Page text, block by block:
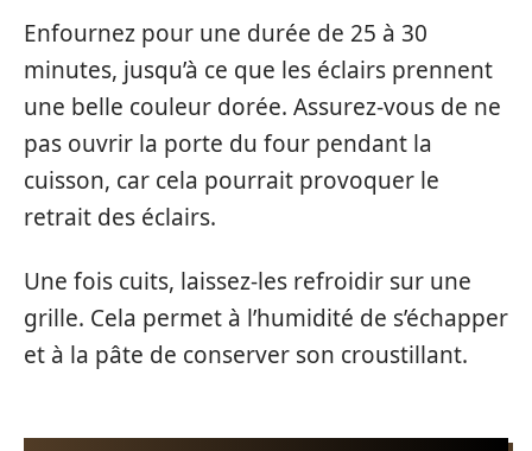
Enfournez pour une durée de 25 à 30
minutes, jusqu’à ce que les éclairs prennent
une belle couleur dorée. Assurez-vous de ne
pas ouvrir la porte du four pendant la
cuisson, car cela pourrait provoquer le
retrait des éclairs.
Une fois cuits, laissez-les refroidir sur une
grille. Cela permet à l’humidité de s’échapper
et à la pâte de conserver son croustillant.